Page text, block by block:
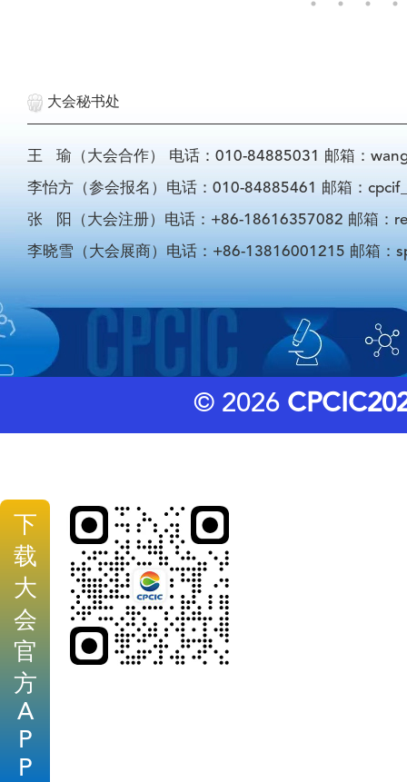
下
载
大
会
官
方
A
P
P
大会秘书处
王 瑜（大会合作） 电话：010-84885031 邮箱：
李怡方（参会报名）电话：010-84885461 邮箱：
张 阳（大会注册）电话：+86-18616357082 邮箱：
李晓雪（大会展商）电话：+86-13816001215 邮箱：
© 2026